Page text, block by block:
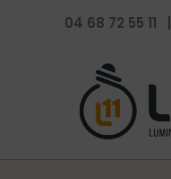
04 68 72 55 11 |